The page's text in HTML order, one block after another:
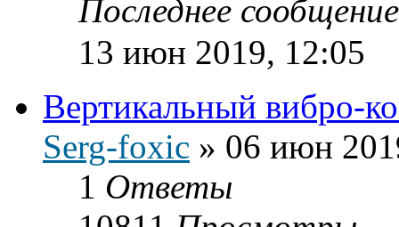
Последнее
13 июн 2019, 12:05
Вертикальный вибро-
Serg-foxic » 06 июн
1 Ответы